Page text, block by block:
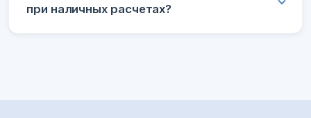
при наличных расчетах?